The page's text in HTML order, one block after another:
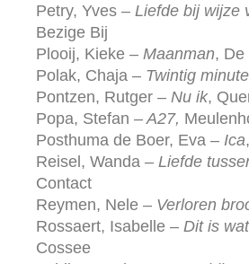
Petry, Yves – Liefde bij wijze
Bezige Bij
Plooij, Kieke – Maanman, De
Polak, Chaja – Twintig
Pontzen, Rutger – Nu ik,
Popa, Stefan –A27,
Posthuma de Boer, Eva – Ica
Reisel, Wanda – Liefde
Contact
Reymen, Nele – Verloren
Rossaert, Isabelle – Dit is
Cossee